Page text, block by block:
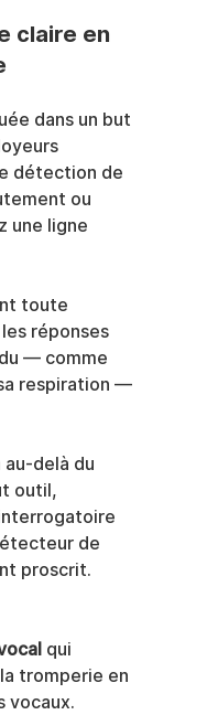
claire en
dans un but
détection de
ou
une ligne
toute
réponses
— comme
respiration —
delà du
outil,
de
proscrit.
qui
tromperie en
vocaux.